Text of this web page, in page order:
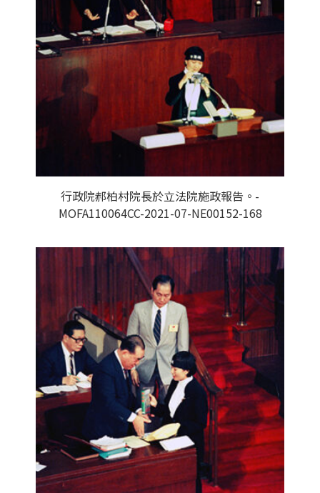
行政院郝柏村院長於立法院施政報告。-
MOFA110064CC-2021-07-NE00152-168